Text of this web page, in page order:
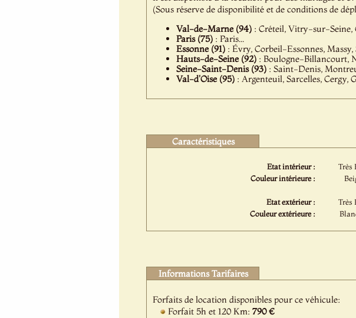
(Sous réserve de disponibilité et de conditions de
Val-de-Marne (94): Créteil, Vitry-sur-Seine,
Paris (75): Paris...
Essonne (91): Évry, Corbeil-Essonnes,
Hauts-de-Seine (92): Boulogne-Billancourt,
Seine-Saint-Denis (93): Saint-Denis,
Val-d'Oise (95): Argenteuil, Sarcelles, Cergy,
Caractéristiques
Etat intérieur :
Très
Couleur intérieure :
Etat extérieur :
Très
Couleur extérieure :
Informations Tarifaires
Forfaits de location disponibles pour ce véhicule:
Forfait 5h et 120 Km: 790 €